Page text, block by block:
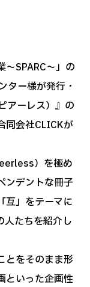
SPARC～」の
ター様が発行・
アーレス）』の
同会社CLICKが
）を極め
ンデントな冊子
」をテーマに
人たちを紹介し
とをそのまま形
といった企画性